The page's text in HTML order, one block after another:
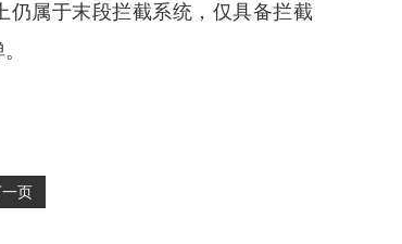
仍属于末段拦截系统，仅具备拦截
页